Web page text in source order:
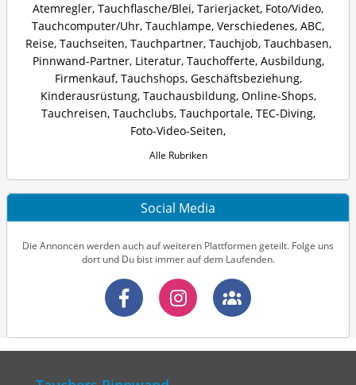
Atemregler, Tauchflasche/Blei, Tarierjacket, Foto/Video,
Tauchcomputer/Uhr, Tauchlampe, Verschiedenes, ABC,
Reise, Tauchseiten, Tauchpartner, Tauchjob, Tauchbasen,
Pinnwand-Partner, Literatur, Tauchofferte, Ausbildung,
Firmenkauf, Tauchshops, Geschäftsbeziehung,
Kinderausrüstung, Tauchausbildung, Online-Shops,
Tauchreisen, Tauchclubs, Tauchportale, TEC-Diving,
Foto-Video-Seiten,
Alle Rubriken
Social Media
Die Annoncen werden auch auf weiteren Plattformen geteilt. Folge uns
dort und Du bist immer auf dem Laufenden.